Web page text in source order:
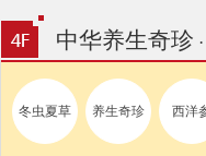
中华养生奇珍
冬虫夏草 养生奇珍 西洋